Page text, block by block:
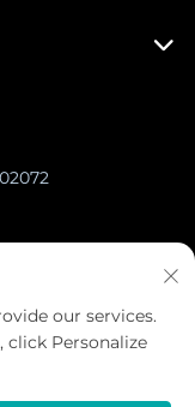
our services.
click Personalize